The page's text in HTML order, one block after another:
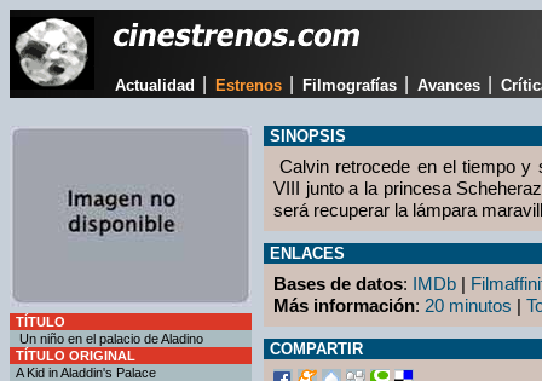
Actualidad Estrenos Filmografías Avances
TÍTULO
Un niño en el palacio de Aladino
TÍTULO ORIGINAL
A Kid in Aladdin's Palace
SINOPSIS
Calvin retrocede en el tiempo y
VIII junto a la princesa
será recuperar la lámpara
ENLACES
Bases de datos: IMDb |
Más información: 20 minutos |
COMPARTIR